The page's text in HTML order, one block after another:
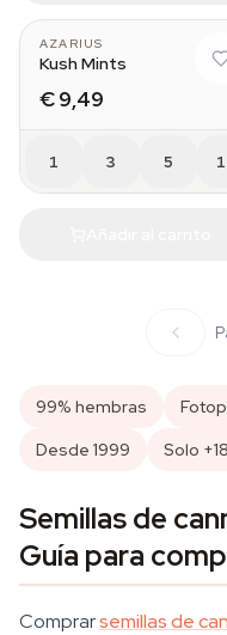
AZARIUS
Kush Mints
€ 9,49
1 3 5
99% hembras
Desde 1999
Solo +18
Semillas de
Guía para
Comprarsemillas de